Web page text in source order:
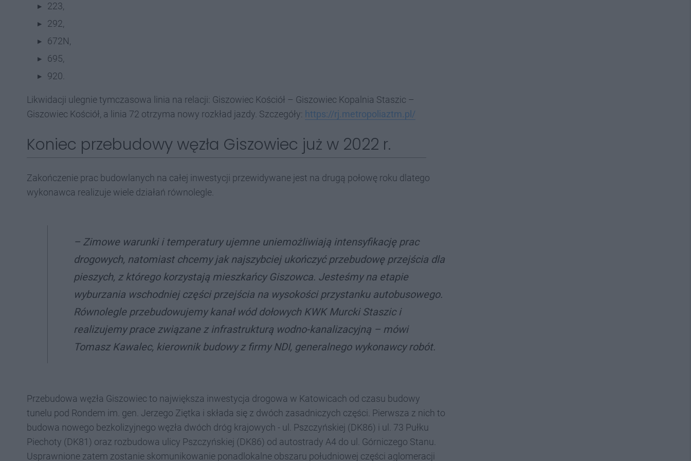
223,
292,
672N,
695,
920.
Likwidacji ulegnie tymczasowa linia na relacji: Giszowiec Kościół – Giszowiec Kopalnia Staszic –
Giszowiec Kościół, a linia 72 otrzyma nowy rozkład jazdy. Szczegóły: https://rj.metropoliaztm.pl/
Koniec przebudowy węzła Giszowiec już w 2022 r.
Zakończenie prac budowlanych na całej inwestycji przewidywane jest na drugą połowę roku dlatego
wykonawca realizuje wiele działań równolegle.
– Zimowe warunki i temperatury ujemne uniemożliwiają intensyfikację prac
drogowych, natomiast chcemy jak najszybciej ukończyć przebudowę przejścia dla
pieszych, z którego korzystają mieszkańcy Giszowca. Jesteśmy na etapie
wyburzania wschodniej części przejścia na wysokości przystanku autobusowego.
Równolegle przebudowujemy kanał wód dołowych KWK Murcki Staszic i
realizujemy prace związane z infrastrukturą wodno-kanalizacyjną – mówi
Tomasz Kawalec, kierownik budowy z firmy NDI, generalnego wykonawcy robót.
Przebudowa węzła Giszowiec to największa inwestycja drogowa w Katowicach od czasu budowy
tunelu pod Rondem im. gen. Jerzego Ziętka i składa się z dwóch zasadniczych części. Pierwsza z nich to
budowa nowego bezkolizyjnego węzła dwóch dróg krajowych - ul. Pszczyńskiej (DK86) i ul. 73 Pułku
Piechoty (DK81) oraz rozbudowa ulicy Pszczyńskiej (DK86) od autostrady A4 do ul. Górniczego Stanu.
Usprawnione zatem zostanie skomunikowanie ponadlokalne obszaru południowej części aglomeracji